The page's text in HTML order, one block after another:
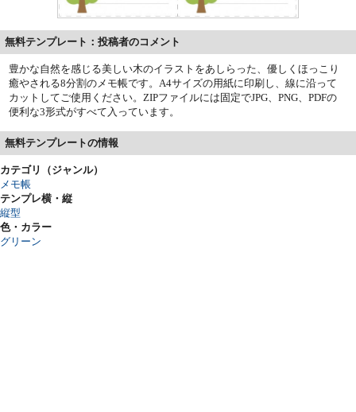
無料テンプレート：投稿者のコメント
豊かな自然を感じる美しい木のイラストをあしらった、優しくほっこり
癒やされる8分割のメモ帳です。A4サイズの用紙に印刷し、線に沿って
カットしてご使用ください。ZIPファイルには固定でJPG、PNG、PDFの
便利な3形式がすべて入っています。
無料テンプレートの情報
カテゴリ（ジャンル）
メモ帳
テンプレ横・縦
縦型
色・カラー
グリーン